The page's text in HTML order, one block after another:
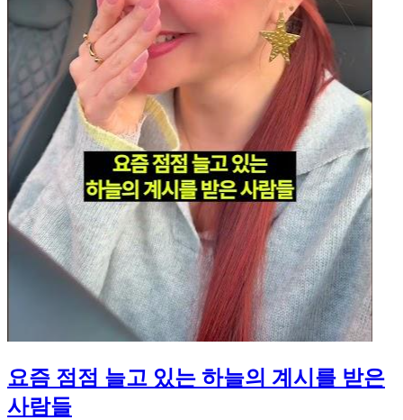
요즘 점점 늘고 있는 하늘의 계시를 받은
사람들